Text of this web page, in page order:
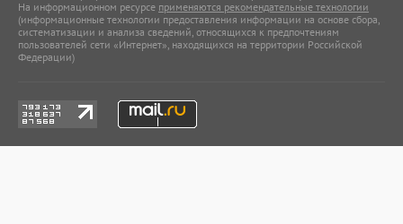
На информационном ресурсе применяются рекомендательные технологии
(информационные технологии предоставления информации на основе сбора,
систематизации и анализа сведений, относящихся к предпочтениям
пользователей сети «Интернет», находящихся на территории Российской
Федерации)